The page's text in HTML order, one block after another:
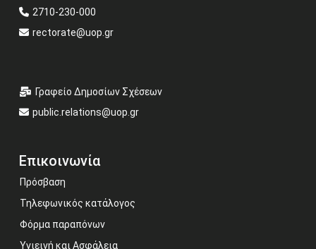
2710-230-000
rectorate@uop.gr
Γραφείο Δημοσίων Σχέσεων
public.relations@uop.gr
Επικοινωνία
Πρόσβαση
Τηλεφωνικός κατάλογος
Φόρμα παραπόνων
Υγιεινή και Ασφάλεια